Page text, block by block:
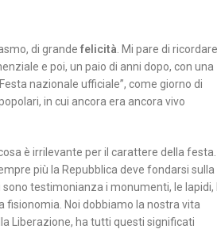
di grande felicità. Mi pare di ricordare
e poi, un paio di anni dopo, con una
nazionale ufficiale”, come giorno di
in cui ancora era ancora vivo
è irrilevante per il carattere della festa.
più la Repubblica deve fondarsi sulla
sono testimonianza i monumenti, le lapidi,
fisionomia. Noi dobbiamo la nostra vita
Liberazione, ha tutti questi significati